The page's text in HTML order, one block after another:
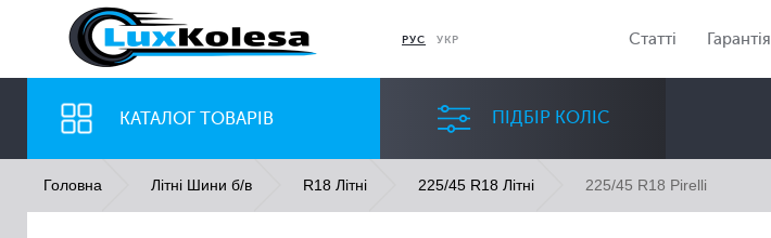
РУС УКР Статті Гарантія
КАТАЛОГ ТОВАРІВ ПІДБІР КОЛІС
ШИНИ ДИСКИ
Головна Літні Шини б/в R18 Літні 225/45 R18 Літні 225/45 R18 Pirelli